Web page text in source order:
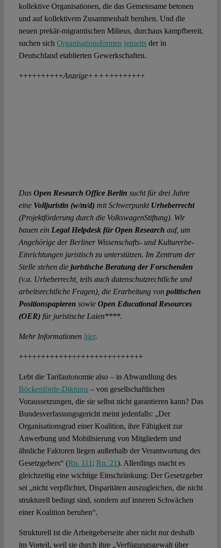
kollektive Organisationen, die das Gemeinsame betonen
und auf kollektivem Zusammenhalt beruhen. Und die
neuen prekär-migrantischen Milieus, durchaus kampfbereit,
suchen sich Organisationsformen jenseitsder in
Deutschland etablierten Gewerkschaften.
++++++++++Anzeige++++++++++++
Das Open Research Office Berlin sucht für drei Jahre
eine Volljuristin (w/m/d)mit Schwerpunkt Urheberrecht
(Projektförderung durch die VolkswagenStiftung). Wir
bauen ein Legal Helpdesk für Open Research auf, um
Angehörige der Berliner Wissenschafts- und Kulturerbe-
Einrichtungen juristisch zu unterstützen. Im Zentrum der
Stelle stehen die juristische Beratung der Forschenden
(v.a. Urheberrecht, teils auch datenschutzrechtliche und
arbeitsrechtliche Fragen), die Erarbeitung von politischen
Positionspapieren sowie Open Educational Resources
(OER)für juristische Laien****.
Mehr Informationen hier.
++++++++++++++++++++++++++++
Lebt die Tarifautonomie also – in Abwandlung des
Böckenförde-Diktums– von gesellschaftlichen
Voraussetzungen, die sie selbst nicht garantieren kann? Das
Bundesverfassungsgericht meint jedenfalls: „Der
Organisationsgrad einer Koalition, ihre Fähigkeit zur
Anwerbung und Mobilisierung von Mitgliedern und
ähnliche Faktoren liegen außerhalb der Verantwortung des
Gesetzgebers“ (Rn. 111 ; Rn. 21). Allerdings macht es
gleichzeitig eine wichtige Einschränkung: Der Gesetzgeber
sei „nicht verpflichtet, Disparitäten auszugleichen, die nicht
strukturell bedingt sind, sondern auf inneren Schwächen
einer Koalition beruhen“.
Strukturell ist die Arbeitgeberseite aber nicht nur deshalb
im Vorteil, weil sie durch ihre „Verfügungsgewalt über